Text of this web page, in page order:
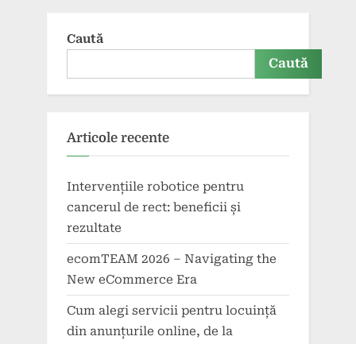
Caută
Caută
Articole recente
Intervențiile robotice pentru
cancerul de rect: beneficii și
rezultate
ecomTEAM 2026 – Navigating the
New eCommerce Era
Cum alegi servicii pentru locuință
din anunțurile online, de la